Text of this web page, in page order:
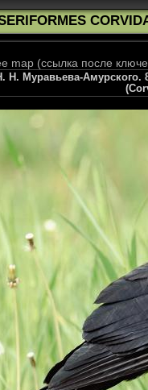
map (ссылка после
Н. Муравьева-Амурского.